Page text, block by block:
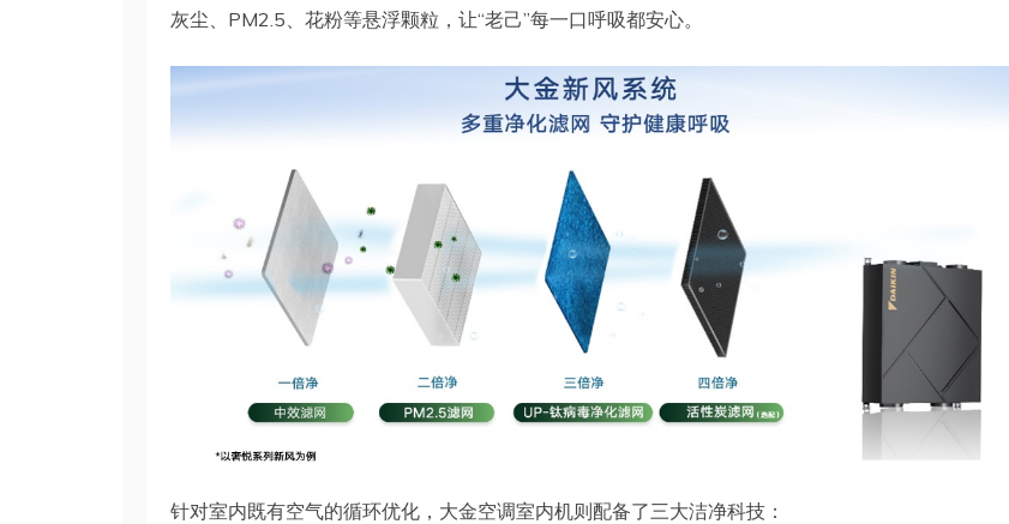
灰尘、PM2.5、花粉等悬浮颗粒，让“老己”每一口呼吸都安心。
针对室内既有空气的循环优化，大金空调室内机则配备了三大洁净科技：